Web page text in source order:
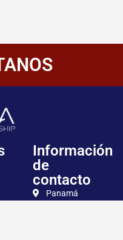
Información
de
contacto
Panamá